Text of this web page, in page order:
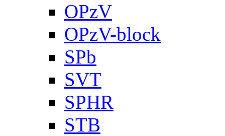
OPzV
OPzV-block
SPb
SVT
SPHR
STB